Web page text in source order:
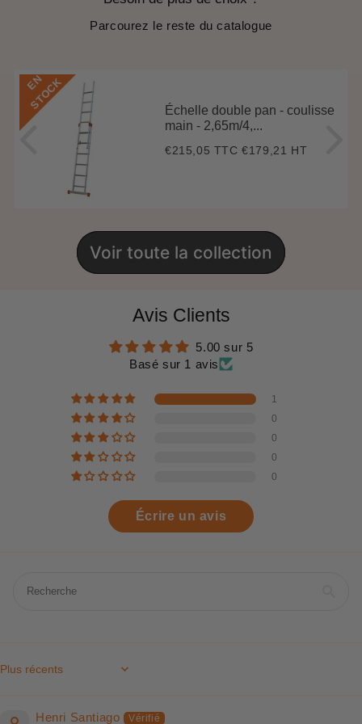
Parcourez le reste du catalogue
E
N
S
T
O
C
K
Échelle double pan - coulisse
main - 2,65m/4,...
Prix
€215,05 TTC€215,05
€179,21 HT
Voir toute la collection
Avis Clients
5.00 sur 5
Basé sur 1 avis
1
0
0
0
0
Écrire un avis
Sort by
Henri Santiago